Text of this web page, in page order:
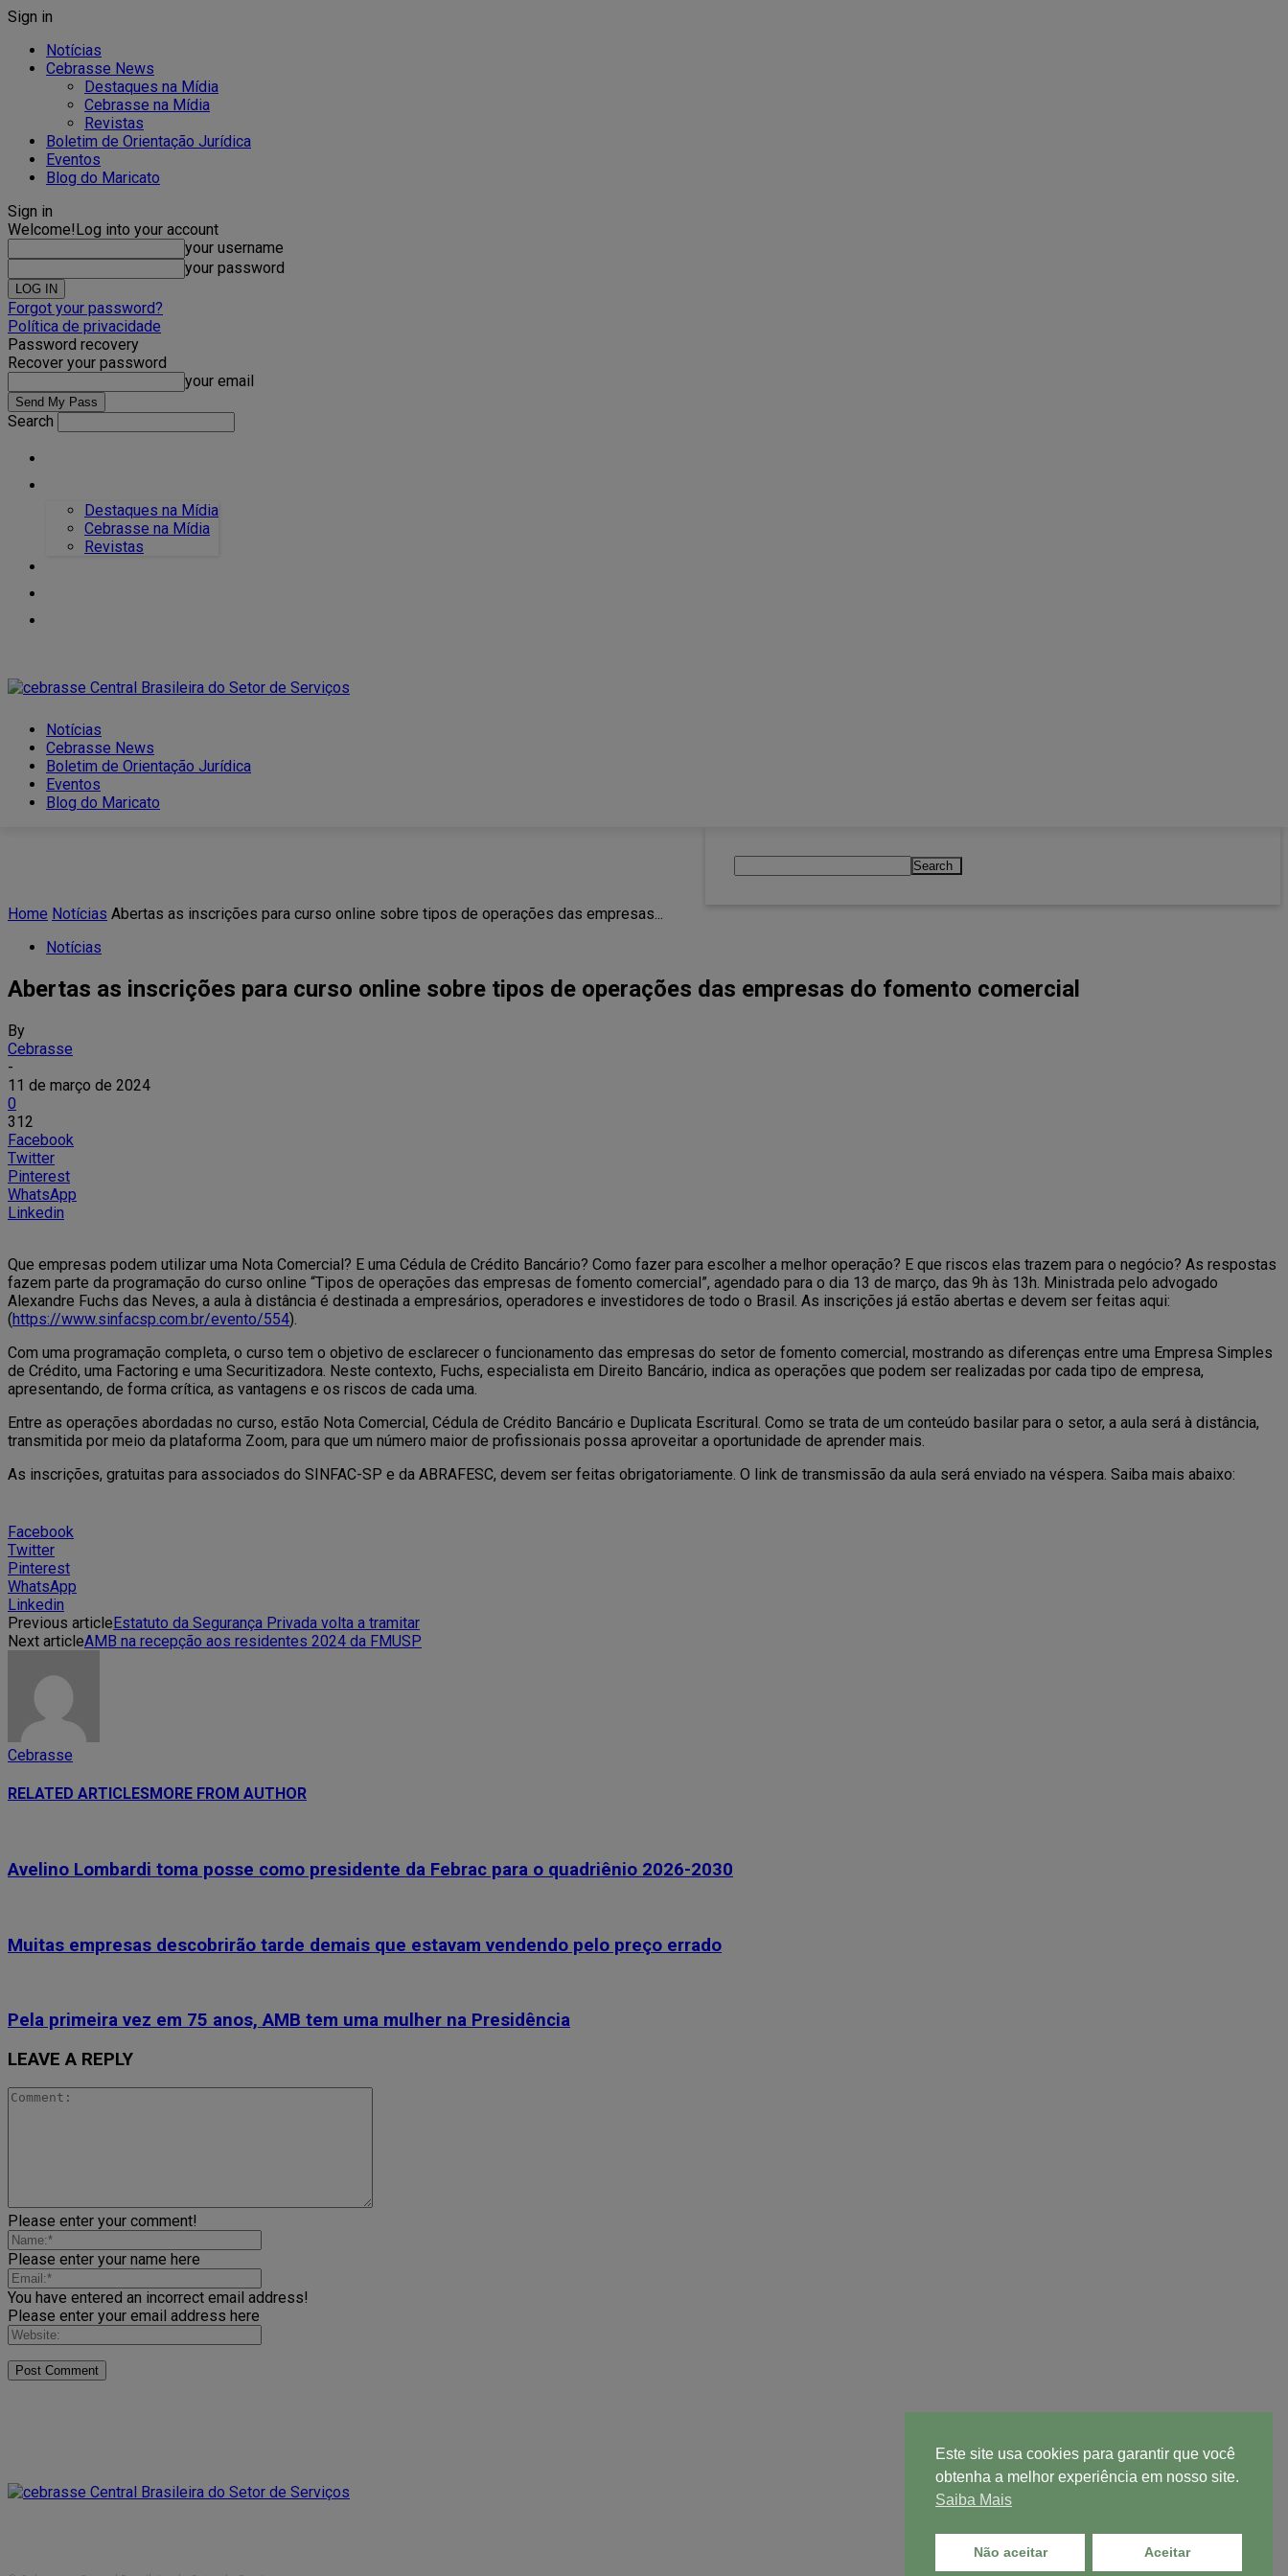
Sign in
Notícias
Cebrasse News
Destaques na Mídia
Cebrasse na Mídia
Revistas
Boletim de Orientação Jurídica
Eventos
Blog do Maricato
Sign in
Welcome!Log into your account
your username
your password
Forgot your password?
Política de privacidade
Password recovery
Recover your password
your email
Search
Destaques na Mídia
Cebrasse na Mídia
Revistas
Notícias
Cebrasse News
Boletim de Orientação Jurídica
Eventos
Blog do Maricato
Search
Home Notícias Abertas as inscrições para curso online sobre tipos de operações das empresas...
Notícias
Abertas as inscrições para curso online sobre tipos de operações das empresas do fomento comercial
By
Cebrasse
-
11 de março de 2024
0
312
Facebook
Twitter
Pinterest
WhatsApp
Linkedin
Que empresas podem utilizar uma Nota Comercial? E uma Cédula de Crédito Bancário? Como fazer para escolher a melhor operação? E que riscos elas trazem para o negócio? As respostas
fazem parte da programação do curso online “Tipos de operações das empresas de fomento comercial”, agendado para o dia 13 de março, das 9h às 13h. Ministrada pelo advogado
Alexandre Fuchs das Neves, a aula à distância é destinada a empresários, operadores e investidores de todo o Brasil. As inscrições já estão abertas e devem ser feitas aqui:
(https://www.sinfacsp.com.br/evento/554).
Com uma programação completa, o curso tem o objetivo de esclarecer o funcionamento das empresas do setor de fomento comercial, mostrando as diferenças entre uma Empresa Simples
de Crédito, uma Factoring e uma Securitizadora. Neste contexto, Fuchs, especialista em Direito Bancário, indica as operações que podem ser realizadas por cada tipo de empresa,
apresentando, de forma crítica, as vantagens e os riscos de cada uma.
Entre as operações abordadas no curso, estão Nota Comercial, Cédula de Crédito Bancário e Duplicata Escritural. Como se trata de um conteúdo basilar para o setor, a aula será à distância,
transmitida por meio da plataforma Zoom, para que um número maior de profissionais possa aproveitar a oportunidade de aprender mais.
As inscrições, gratuitas para associados do SINFAC-SP e da ABRAFESC, devem ser feitas obrigatoriamente. O link de transmissão da aula será enviado na véspera. Saiba mais abaixo:
Facebook
Twitter
Pinterest
WhatsApp
Linkedin
Previous articleEstatuto da Segurança Privada volta a tramitar
Next articleAMB na recepção aos residentes 2024 da FMUSP
Cebrasse
RELATED ARTICLESMORE FROM AUTHOR
Avelino Lombardi toma posse como presidente da Febrac para o quadriênio 2026-2030
Muitas empresas descobrirão tarde demais que estavam vendendo pelo preço errado
Pela primeira vez em 75 anos, AMB tem uma mulher na Presidência
LEAVE A REPLY
Please enter your comment!
Please enter your name here
You have entered an incorrect email address!
Please enter your email address here
Este site usa cookies para garantir que você
obtenha a melhor experiência em nosso site.
Saiba Mais
Não aceitar Aceitar